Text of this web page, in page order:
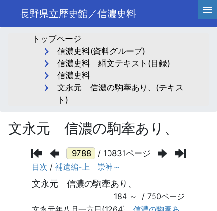
長野県立歴史館／信濃史料
トップページ
信濃史料(資料グループ)
信濃史料 綱文テキスト(目録)
信濃史料
文永元 信濃の駒牽あり、(テキス
ト)
文永元 信濃の駒牽あり、
/ 10831ページ